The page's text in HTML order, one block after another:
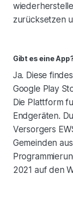
zurücksetzen
Gibt es eine
Ja. Diese
Google Play
Die Plattform
Endgeräten.
Versorgers
Gemeinden
2021 auf den